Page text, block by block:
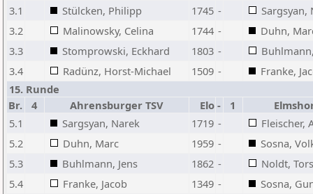
3.1
Stülcken, Philipp 1745 -
Sargsyan,
3.2
Malinowsky, Celina 1744 -
Duhn,
3.3
Stomprowski, Eckhard 1803 -
3.4
Radünz, Horst-Michael 1509 -
Franke,
15. Runde
Br.
4 Ahrensburger TSV Elo - 1
5.1
Sargsyan, Narek 1719 -
Fleischer,
5.2
Duhn, Marc 1959 -
Sosna,
5.3
Buhlmann, Jens 1862 -
Noldt,
5.4
Franke, Jacob 1349 -
Sosna,